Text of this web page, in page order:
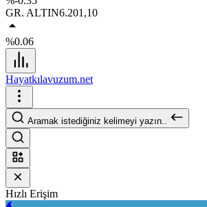
GR. ALTIN6.201,10
%0.06
Hayatkılavuzum.net
Aramak istediğiniz kelimeyi yazın..
Hızlı Erişim